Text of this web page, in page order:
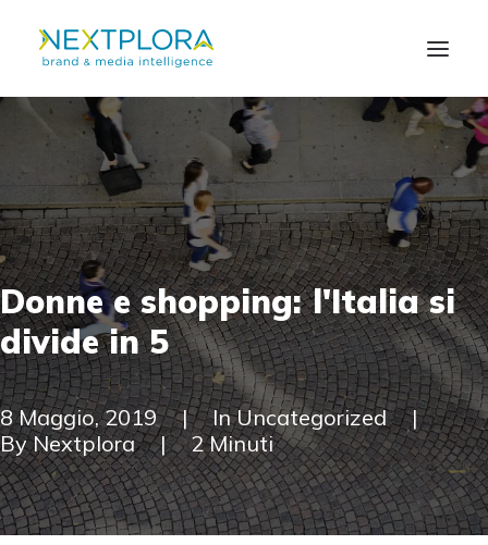
CHI SIAMO
SOLUZIONI
NEWS
CONTATTI
EN
Donne e shopping: l'Italia si
divide in 5
8 Maggio, 2019 | InUncategorized
|
ByNextplora | 2 Minuti